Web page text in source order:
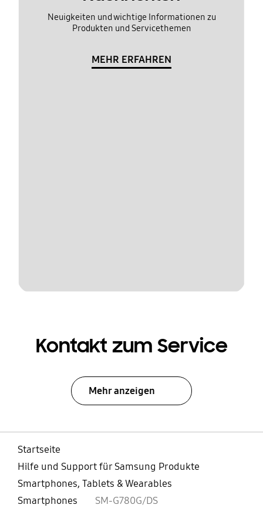
Neuigkeiten und wichtige Informationen zu
Produkten und Servicethemen
MEHR ERFAHREN
Kontakt zum Service
Mehr anzeigen
Startseite
Hilfe und Support für Samsung Produkte
Smartphones, Tablets & Wearables
Smartphones
SM-G780G/DS